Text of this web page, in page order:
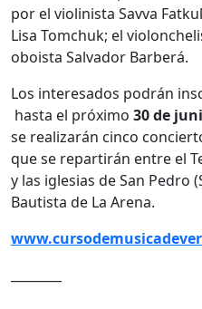
por el violinista Savva
Lisa Tomchuk; el
oboista Salvador Barberá.
Los interesados podrán
hasta el próximo 30 de
se realizarán cinco
que se repartirán entre el
y las iglesias de San Pedro
Bautista de La Arena.